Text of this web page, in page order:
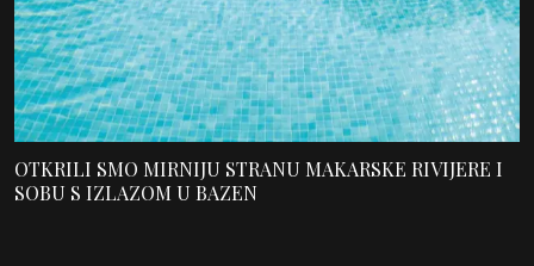
OTKRILI SMO MIRNIJU STRANU MAKARSKE RIVIJERE I
SOBU S IZLAZOM U BAZEN